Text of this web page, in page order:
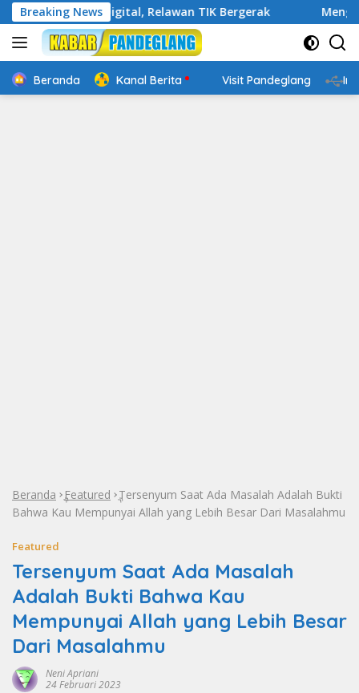
Langsung
ke
konten
Breaking News
Digital, Relawan TIK Bergerak Mengenal
Beranda Kanal Berita Visit Pandeglang
Beranda »Featured »Tersenyum Saat Ada Masalah Adalah Bukti
Bahwa Kau Mempunyai Allah yang Lebih Besar Dari Masalahmu
Featured
Tersenyum Saat Ada Masalah
Adalah Bukti Bahwa Kau
Mempunyai Allah yang Lebih Besar
Dari Masalahmu
Neni Apriani
24 Februari 2023